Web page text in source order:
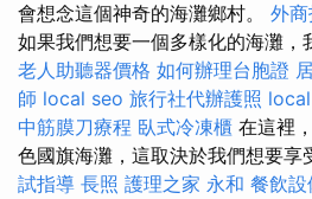
會想念這個神奇的海灘鄉村。 外
如果我們想要一個多樣化的海灘，
老人助聽器價格 如何辦理台胞證
師 local seo 旅行社代辦護照
中筋膜刀療程 臥式冷凍櫃 在這裡
色國旗海灘，這取決於我們想要享
試指導 長照 護理之家 永和 餐飲